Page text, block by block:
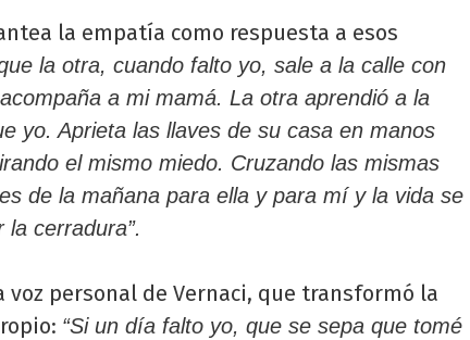
la empatía como respuesta a esos
la otra, cuando falto yo, sale a la calle con
a mi mamá. La otra aprendió a la
yo. Aprieta las llaves de su casa en manos
el mismo miedo. Cruzando las mismas
de la mañana para ella y para mí y la vida se
cerradura”.
voz personal de Vernaci, que transformó la
“Si un día falto yo, que se sepa que tomé